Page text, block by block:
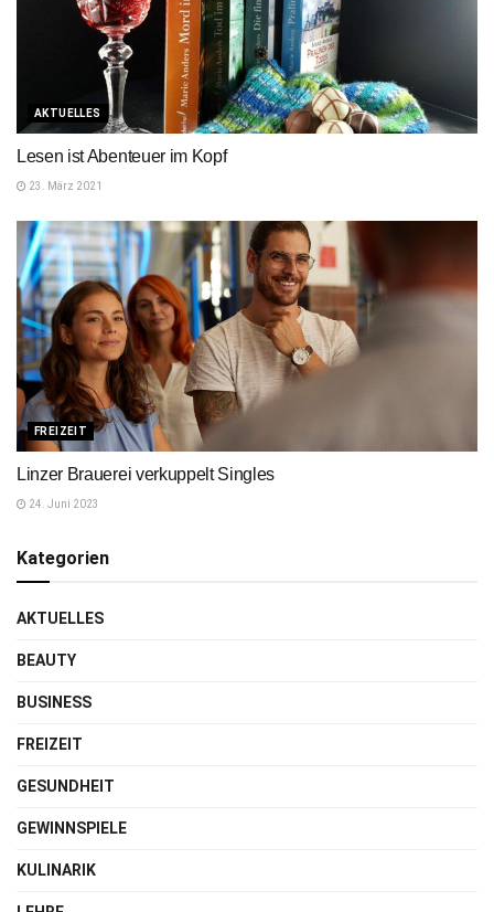
AKTUELLES
Lesen ist Abenteuer im Kopf
23. März 2021
FREIZEIT
Linzer Brauerei verkuppelt Singles
24. Juni 2023
Kategorien
AKTUELLES
BEAUTY
BUSINESS
FREIZEIT
GESUNDHEIT
GEWINNSPIELE
KULINARIK